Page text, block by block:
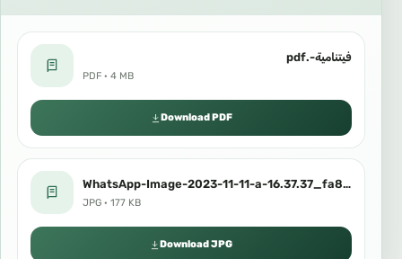
فيتنامية-.pdf
PDF · 4 MB
Download PDF
WhatsApp-Image-2023-11-11-a-16.37.37_fa8bcdd7.jpg
JPG · 177 KB
Download JPG